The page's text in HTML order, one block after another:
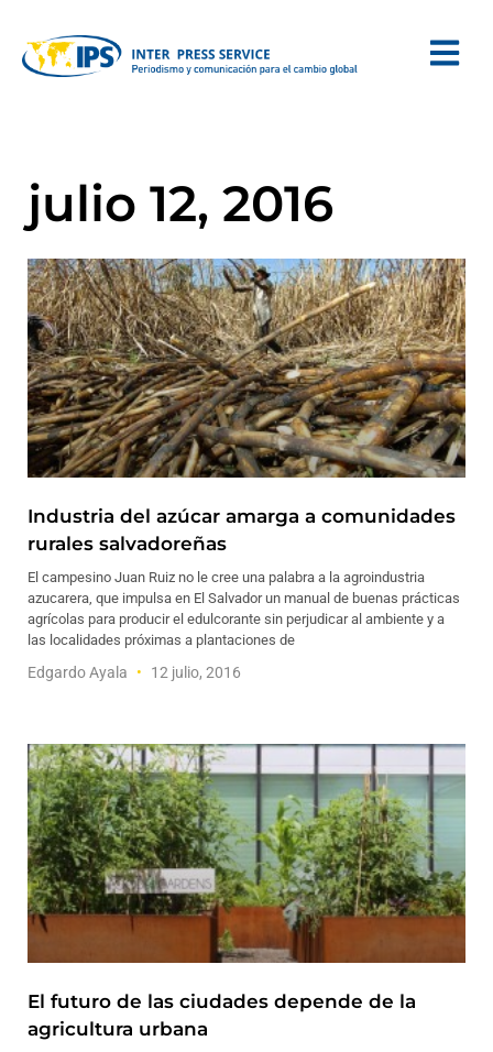
julio 12, 2016
Industria del azúcar amarga a comunidades
rurales salvadoreñas
El campesino Juan Ruiz no le cree una palabra a la agroindustria
azucarera, que impulsa en El Salvador un manual de buenas prácticas
agrícolas para producir el edulcorante sin perjudicar al ambiente y a
las localidades próximas a plantaciones de
Edgardo Ayala 12 julio, 2016
El futuro de las ciudades depende de la
agricultura urbana